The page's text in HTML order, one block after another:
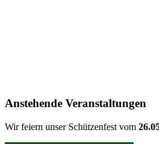
Anstehende Veranstaltungen
Wir feiern unser Schützenfest vom